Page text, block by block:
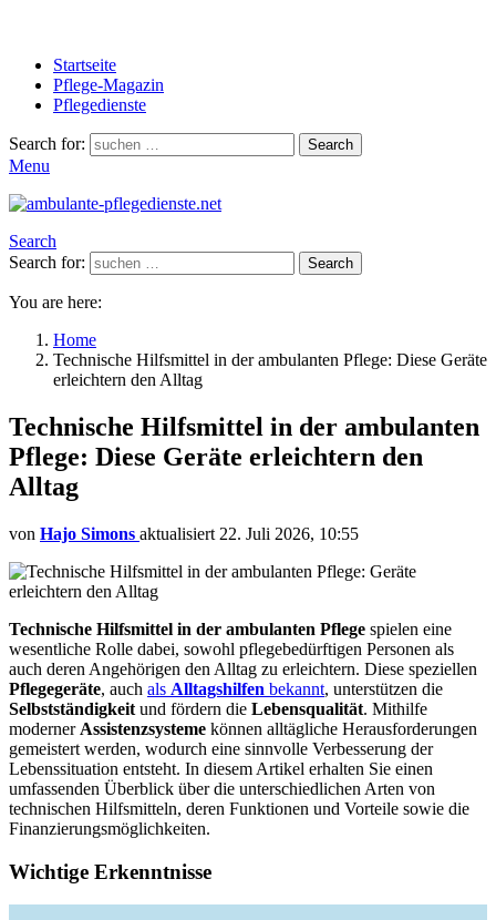
Startseite
Pflege-Magazin
Pflegedienste
Search for: Search
Menu
Search
Search for:
Search
You are here:
Home
Technische Hilfsmittel in der ambulanten Pflege: Diese Geräte
erleichtern den Alltag
Technische Hilfsmittel in der ambulanten
Pflege: Diese Geräte erleichtern den
Alltag
von Hajo Simons aktualisiert 22. Juli 2026, 10:55
Technische Hilfsmittel in der ambulanten Pflege spielen eine
wesentliche Rolle dabei, sowohl pflegebedürftigen Personen als
auch deren Angehörigen den Alltag zu erleichtern. Diese speziellen
Pflegegeräte, auch als Alltagshilfen bekannt, unterstützen die
Selbstständigkeit und fördern die Lebensqualität. Mithilfe
moderner Assistenzsysteme können alltägliche Herausforderungen
gemeistert werden, wodurch eine sinnvolle Verbesserung der
Lebenssituation entsteht. In diesem Artikel erhalten Sie einen
umfassenden Überblick über die unterschiedlichen Arten von
technischen Hilfsmitteln, deren Funktionen und Vorteile sowie die
Finanzierungsmöglichkeiten.
Wichtige Erkenntnisse